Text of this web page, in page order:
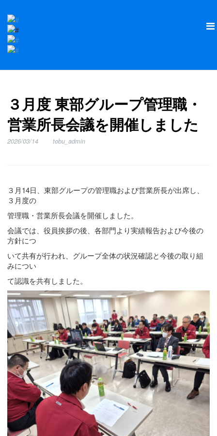
３月度 東部グループ管理職・
営業所長会議を開催しました
2026/03/14 tobu_admin
３月14日、東部グループの管理職および営業所長が出席し、
３月度の
管理職・営業所長会議を開催しました。
会議では、役員挨拶の後、各部門より実績報告および今後の
方針につ
いて共有が行われ、グループ全体の状況確認と今後の取り組
みについ
て認識を共有しました。